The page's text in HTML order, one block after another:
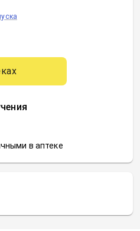
в аптеке